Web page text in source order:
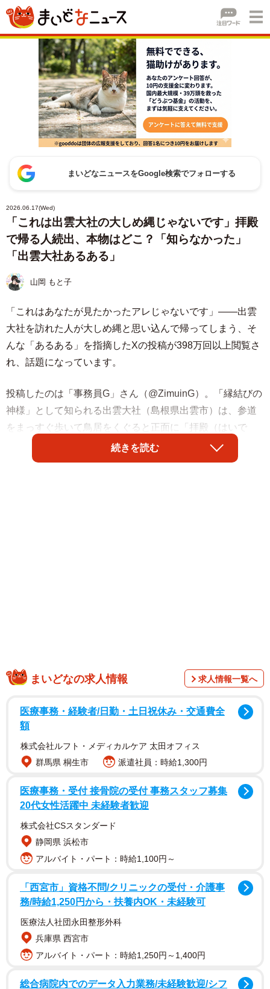
まいどなニュースをGoogle検索でフォローする
2026.06.17(Wed)
「これは出雲大社の大しめ縄じゃないです」拝殿
で帰る人続出、本物はどこ？「知らなかった」
「出雲大社あるある」
山岡 もと子
「これはあなたが見たかったアレじゃないです」——出雲
大社を訪れた人が大しめ縄と思い込んで帰ってしまう、そ
んな「あるある」を指摘したXの投稿が398万回以上閲覧さ
れ、話題になっています。
投稿したのは「事務員G」さん（@ZimuinG）。「縁結びの
神様」として知られる出雲大社（島根県出雲市）は、参道
をまっすぐ歩いて鳥居をくぐると正面に「拝殿（はいで
ん）」が現れます。拝殿は参拝者がお祈りをしたり奉納行
事が行われたりする、神社の中心的な施設です。
拝殿のしめ縄 もしかしたら“お目当て”の光景とは違うかもしれません／
しかも、拝殿にも大きくて立派なしめ縄が飾られているた
め、「これが有名な大しめ縄だ！」と思い込んでしまう人
が後を絶ちません。
続きを読む
まいどなの求人情報 求人情報一覧へ
医療事務・経験者/日勤・土日祝休み・交通費全
額
株式会社ルフト・メディカルケア 太田オフィス
群馬県 桐生市
派遣社員：時給1,300円
医療事務・受付 接骨院の受付 事務スタッフ募集
20代女性活躍中 未経験者歓迎
株式会社CSスタンダード
静岡県 浜松市
アルバイト・パート：時給1,100円～
「西宮市」資格不問/クリニックの受付・介護事
務/時給1,250円から・扶養内OK・未経験可
医療法人社団永田整形外科
兵庫県 西宮市
アルバイト・パート：時給1,250円～1,400円
総合病院内でのデータ入力業務/未経験歓迎/シフ